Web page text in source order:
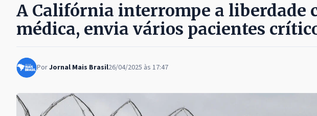
A Califórnia interrompe a liberdade
médica, envia vários pacientes
PorJornal Mais Brasil26/04/2025 às 17:47